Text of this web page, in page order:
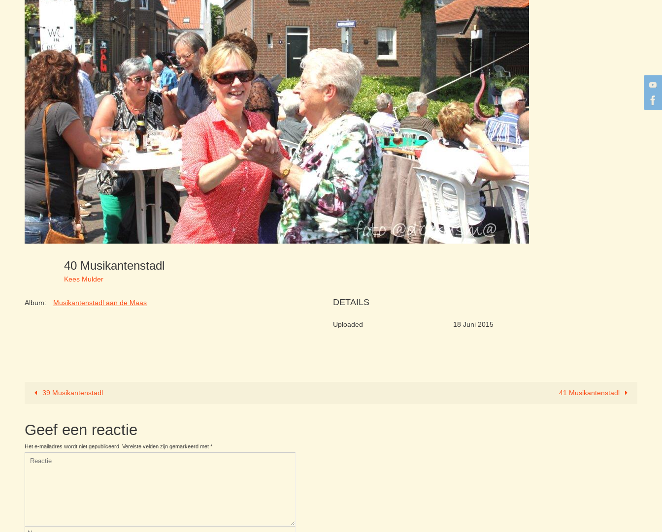
40 Musikantenstadl
Kees Mulder
Album: Musikantenstadl aan de Maas DETAILS
Uploaded 18 Juni 2015
39 Musikantenstadl 41 Musikantenstadl
Geef een reactie
Het e-mailadres wordt niet gepubliceerd. Vereiste velden zijn gemarkeerd met *